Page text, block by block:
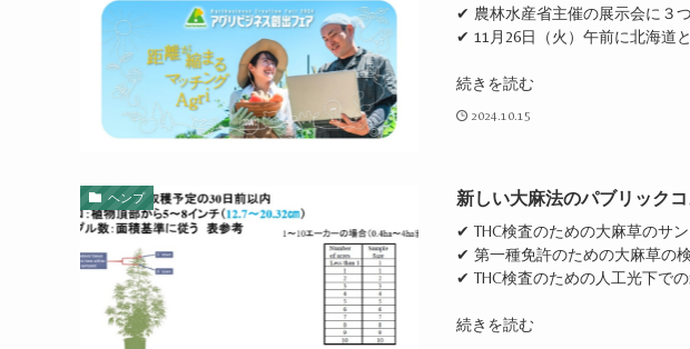
✔ 農林水産省主催の展示会に３
✔ 11月26日（火）午前に北海道
続きを読む
2024.10.15
ヘンプ 新しい大麻法のパブリック
✔ THC検査のための大麻草のサ
✔ 第一種免許のための大麻草の
✔ THC検査のための人工光下で
続きを読む